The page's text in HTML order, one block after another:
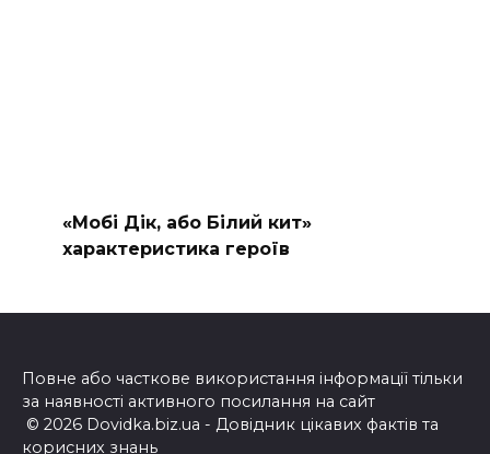
«Мобі Дік, або Білий кит»
характеристика героїв
Повне або часткове використання інформації тільки
за наявності активного посилання на сайт
© 2026 Dovidka.biz.ua - Довідник цікавих фактів та
корисних знань